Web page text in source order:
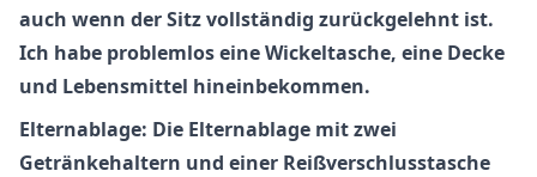
auch wenn der Sitz vollständig zurückgelehnt ist.
Ich habe problemlos eine Wickeltasche, eine Decke
und Lebensmittel hineinbekommen.
Elternablage: Die Elternablage mit zwei
Getränkehaltern und einer Reißverschlusstasche